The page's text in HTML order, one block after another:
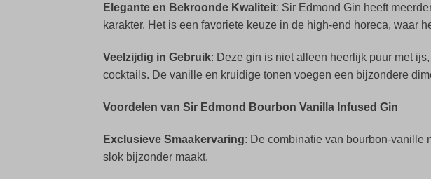
Elegante en Bekroonde Kwaliteit: Sir Edmond Gin heeft
karakter. Het is een favoriete keuze in de high-end horeca, waar
Veelzijdig in Gebruik: Deze gin is niet alleen heerlijk puur met
cocktails. De vanille en kruidige tonen voegen een bijzondere
Voordelen van Sir Edmond Bourbon Vanilla Infused Gin
Exclusieve Smaakervaring: De combinatie van bourbon-vanille
slok bijzonder maakt.